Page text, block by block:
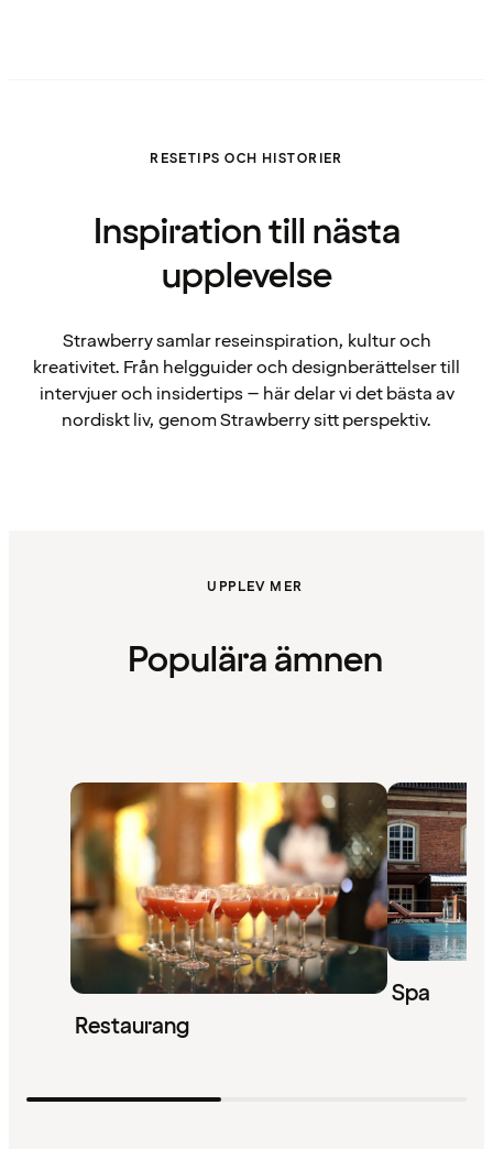
RESETIPS OCH HISTORIER
Inspiration till nästa
upplevelse
Strawberry samlar reseinspiration, kultur och
kreativitet. Från helgguider och designberättelser till
intervjuer och insidertips – här delar vi det bästa av
nordiskt liv, genom Strawberry sitt perspektiv.
UPPLEV MER
Populära ämnen
Restaurang
Spa